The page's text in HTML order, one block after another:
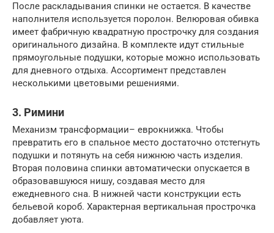
После раскладывания спинки не остается. В качестве
наполнителя используется поролон. Велюровая обивка
имеет фабричную квадратную прострочку для создания
оригинального дизайна. В комплекте идут стильные
прямоугольные подушки, которые можно использовать
для дневного отдыха. Ассортимент представлен
несколькими цветовыми решениями.
3. Римини
Механизм трансформации– еврокнижка. Чтобы
превратить его в спальное место достаточно отстегнуть
подушки и потянуть на себя нижнюю часть изделия.
Вторая половина спинки автоматически опускается в
образовавшуюся нишу, создавая место для
ежедневного сна. В нижней части конструкции есть
бельевой короб. Характерная вертикальная прострочка
добавляет уюта.